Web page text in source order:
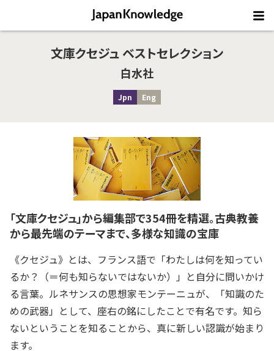
文庫クセジュ ベストセレクション
白水社
Jpn Eng
「文庫クセジュ」から編集部で354冊を精選。古典教養
から最先端のテーマまで、多様な知識の宝庫
《クセジュ》とは、フランス語で「わたしは何を知ってい
るか？（＝何も知らないではないか）」と自分に問いかけ
る言葉。ルネサンスの思想家モンテーニュが、「知識のた
めの武器」として、座右の銘にしたことで有名です。知ら
ないということを知ることから、真に新しい認識が始まり
ます。